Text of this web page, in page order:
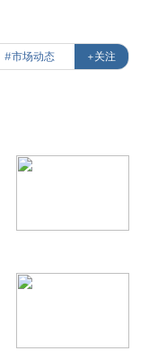
#市场动态 +关注